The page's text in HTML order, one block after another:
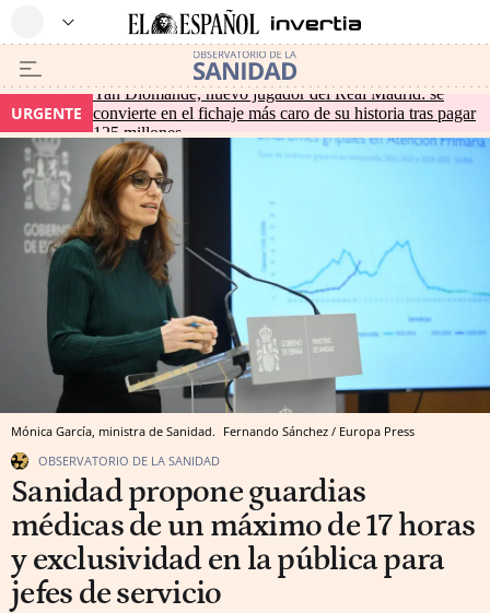
URGENTE
Yan Diomande, nuevo jugador del Real Madrid: se
convierte en el fichaje más caro de su historia tras pagar
125 millones
Mónica García, ministra de Sanidad. Fernando Sánchez / Europa Press
OBSERVATORIO DE LA SANIDAD
Sanidad propone guardias
médicas de un máximo de 17 horas
y exclusividad en la pública para
jefes de servicio